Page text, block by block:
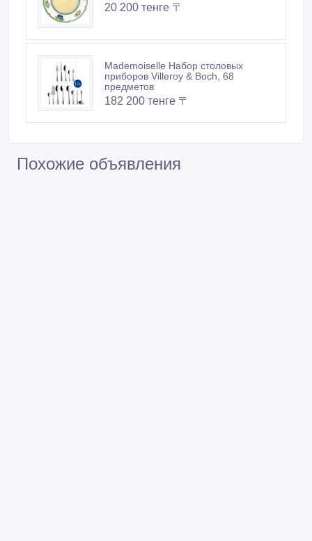
20 200 тенге 〒
Mademoiselle Набор столовых
приборов Villeroy & Boch, 68
предметов
182 200 тенге 〒
Похожие объявления